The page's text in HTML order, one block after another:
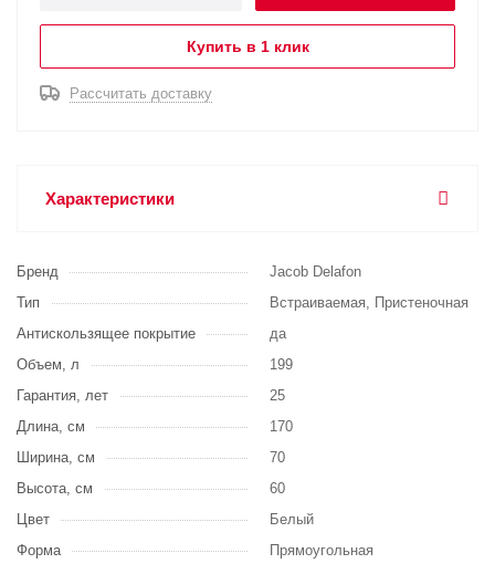
Купить в 1 клик
Рассчитать доставку
Характеристики
Бренд
Jacob Delafon
Тип
Встраиваемая, Пристеночная
Антискользящее покрытие
да
Объем, л
199
Гарантия, лет
25
Длина, см
170
Ширина, см
70
Высота, см
60
Цвет
Белый
Форма
Прямоугольная